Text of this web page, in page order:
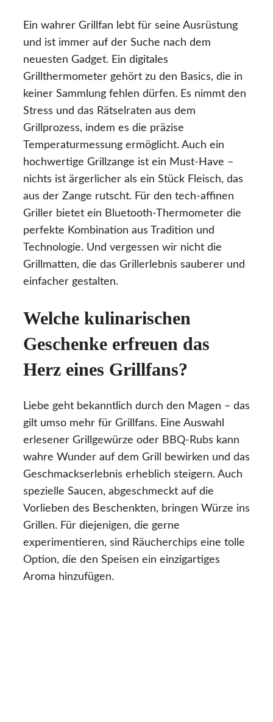
Ein wahrer Grillfan lebt für seine Ausrüstung
und ist immer auf der Suche nach dem
neuesten Gadget. Ein digitales
Grillthermometer gehört zu den Basics, die in
keiner Sammlung fehlen dürfen. Es nimmt den
Stress und das Rätselraten aus dem
Grillprozess, indem es die präzise
Temperaturmessung ermöglicht. Auch ein
hochwertige Grillzange ist ein Must-Have –
nichts ist ärgerlicher als ein Stück Fleisch, das
aus der Zange rutscht. Für den tech-affinen
Griller bietet ein Bluetooth-Thermometer die
perfekte Kombination aus Tradition und
Technologie. Und vergessen wir nicht die
Grillmatten, die das Grillerlebnis sauberer und
einfacher gestalten.
Welche kulinarischen
Geschenke erfreuen das
Herz eines Grillfans?
Liebe geht bekanntlich durch den Magen – das
gilt umso mehr für Grillfans. Eine Auswahl
erlesener Grillgewürze oder BBQ-Rubs kann
wahre Wunder auf dem Grill bewirken und das
Geschmackserlebnis erheblich steigern. Auch
spezielle Saucen, abgeschmeckt auf die
Vorlieben des Beschenkten, bringen Würze ins
Grillen. Für diejenigen, die gerne
experimentieren, sind Räucherchips eine tolle
Option, die den Speisen ein einzigartiges
Aroma hinzufügen.